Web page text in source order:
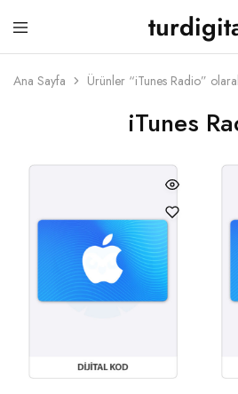
TURDIGITAL
Dijital
Kartları
Kartları
Paketleri
Ana Sayfa Ürünler “iTunes Radio”
iTunes